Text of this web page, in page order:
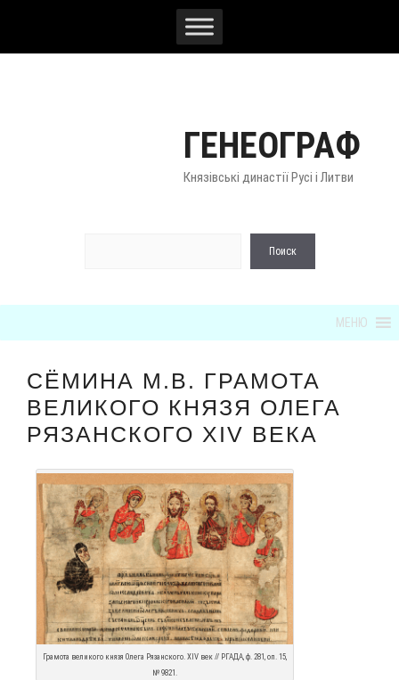
ГЕНЕОГРАФ
Князівські династії Русі і Литви
Поиск
МЕНЮ
СЁМИНА М.В. ГРАМОТА
ВЕЛИКОГО КНЯЗЯ ОЛЕГА
РЯЗАНСКОГО XIV ВЕКА
Гра­мо­та вели­ко­го кня­зя Оле­га Рязан­ско­го. XIV век // РГА­ДА, ф. 281, оп. 15,
№ 9821.